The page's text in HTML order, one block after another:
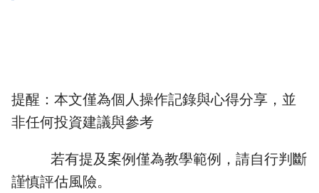
提醒：本文僅為個人操作記錄與心得分享，並
非任何投資建議與參考
若有提及案例僅為教學範例，請自行判斷
謹慎評估風險。